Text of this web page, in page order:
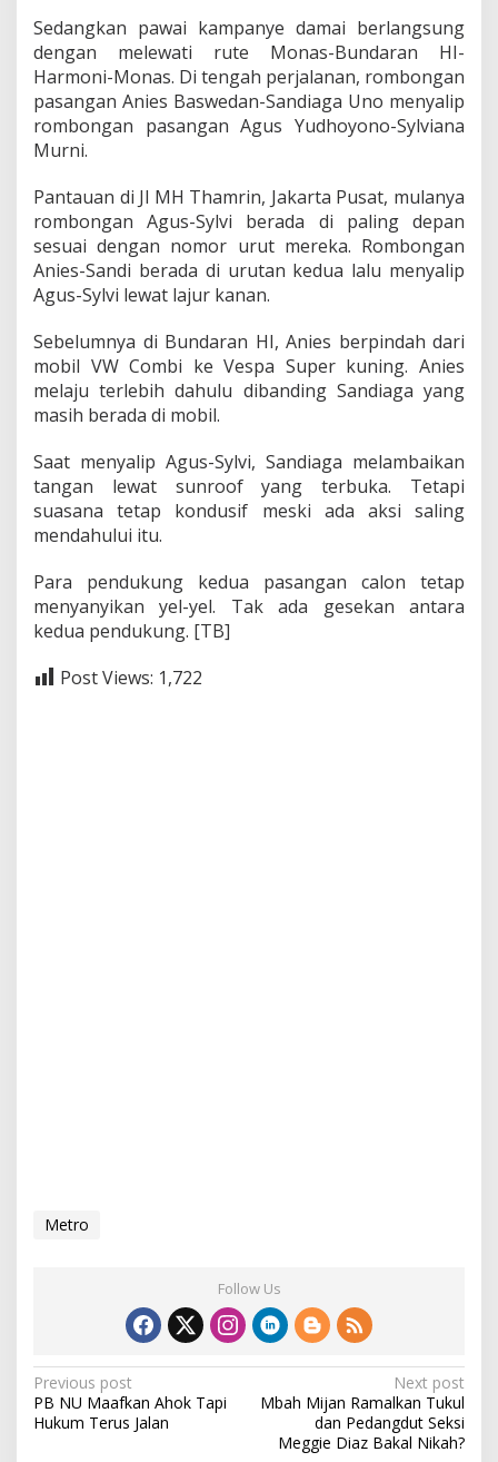
Sedangkan pawai kampanye damai berlangsung
dengan melewati rute Monas-Bundaran HI-
Harmoni-Monas. Di tengah perjalanan, rombongan
pasangan Anies Baswedan-Sandiaga Uno menyalip
rombongan pasangan Agus Yudhoyono-Sylviana
Murni.
Pantauan di Jl MH Thamrin, Jakarta Pusat, mulanya
rombongan Agus-Sylvi berada di paling depan
sesuai dengan nomor urut mereka. Rombongan
Anies-Sandi berada di urutan kedua lalu menyalip
Agus-Sylvi lewat lajur kanan.
Sebelumnya di Bundaran HI, Anies berpindah dari
mobil VW Combi ke Vespa Super kuning. Anies
melaju terlebih dahulu dibanding Sandiaga yang
masih berada di mobil.
Saat menyalip Agus-Sylvi, Sandiaga melambaikan
tangan lewat sunroof yang terbuka. Tetapi
suasana tetap kondusif meski ada aksi saling
mendahului itu.
Para pendukung kedua pasangan calon tetap
menyanyikan yel-yel. Tak ada gesekan antara
kedua pendukung. [TB]
Post Views: 1,722
Metro
Follow Us
P
o
Previous post
PB NU Maafkan Ahok Tapi
Hukum Terus Jalan
Next post
Mbah Mijan Ramalkan Tukul
dan Pedangdut Seksi
Meggie Diaz Bakal Nikah?